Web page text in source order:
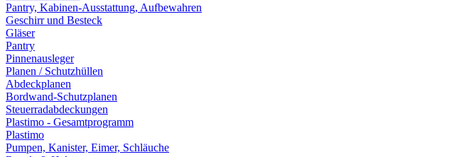
Pantry, Kabinen-Ausstattung, Aufbewahren
Geschirr und Besteck
Gläser
Pantry
Pinnenausleger
Planen / Schutzhüllen
Abdeckplanen
Bordwand-Schutzplanen
Steuerradabdeckungen
Plastimo - Gesamtprogramm
Plastimo
Pumpen, Kanister, Eimer, Schläuche